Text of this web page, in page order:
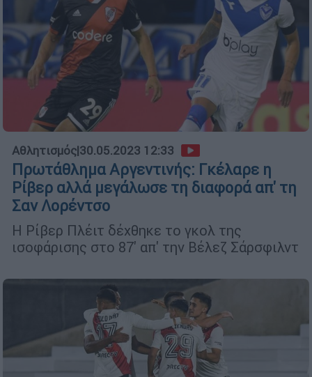
Αθλητισμός|30.05.2023 12:33
Πρωτάθλημα Αργεντινής: Γκέλαρε η
Ρίβερ αλλά μεγάλωσε τη διαφορά απ' τη
Σαν Λορέντσο
Η Ρίβερ Πλέιτ δέχθηκε το γκολ της
ισοφάρισης στο 87' απ' την Βέλεζ Σάρσφιλντ